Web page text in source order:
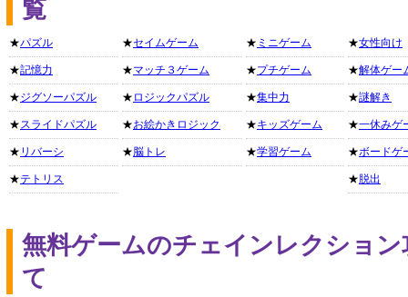
覧
★パズル
★記憶力
★ジグソーパズル
★スライドパズル
★ リバーシ
★テトリス
★セイムゲーム
★マッチ３ゲーム
★ ロジックパズル
★お絵かきロジック
★脳トレ
★ ミニゲーム
★プチゲーム
★集中力
★キッズゲーム
★学習ゲーム
★女性向け
★解体ゲー
★謎解き
★一休みゲ
★ボードゲ
★ 脱出
無料ゲームのチェインレクショ
て